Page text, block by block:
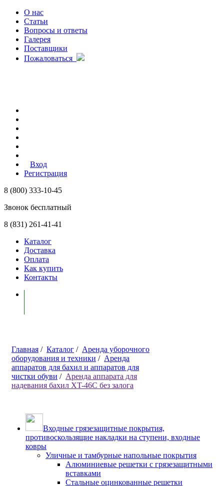
О нас
Статьи
Вопросы и ответы
Галерея
Поставщики
Пожаловаться
Вход
Регистрация
8 (800) 333-10-45
Звонок бесплатный
8 (831) 261-41-41
Каталог
Доставка
Оплата
Как купить
Контакты
Главная / Каталог / Аренда уборочного
оборудования и техники / Аренда
аппаратов для бахил и аппаратов для
чистки обуви / Аренда аппарата для
надевания бахил XT-46C без залога
Входные грязезащитные покрытия,
противоскользящие накладки на ступени, входные
ковры
Уличные и тамбурные напольные покрытия
Алюминиевые решетки с грязезащитными
вставками
Стальные оцинкованные решетки